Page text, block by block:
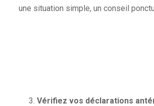
une situation simple, un conseil
Vérifiez vos déclarations